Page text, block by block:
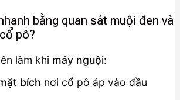
bằng quan sát muội đen và
pô?
làm khi máy nguội:
bích nơi cổ pô áp vào đầu